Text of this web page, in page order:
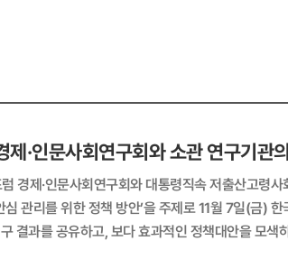
제·인문사회연구회와 소관 연구기관
공동포
리를 위한 정책 방안’을 주제로 11월 7일(금) 한국프레스센
결과를 공유하고, 보다 효과적인 정책대안을 모